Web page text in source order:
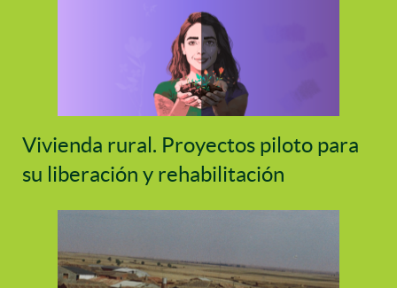
Vivienda rural. Proyectos piloto para
su liberación y rehabilitación